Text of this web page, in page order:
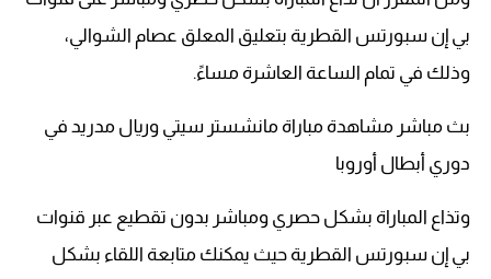
بي إن سبورتس القطرية بتعليق المعلق عصام الشوالي،
وذلك في تمام الساعة العاشرة مساءً.
بث مباشر مشاهدة مباراة مانشستر سيتي وريال مدريد في
دوري أبطال أوروبا
وتذاع المباراة بشكل حصري ومباشر بدون تقطيع عبر قنوات
بي إن سبورتس القطرية حيث يمكنك متابعة اللقاء بشكل